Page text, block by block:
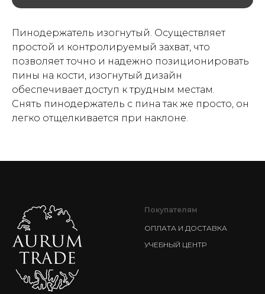
Пинодержатель изогнутый. Осуществляет
простой и контролируемый захват, что
позволяет точно и надежно позиционировать
пины на кости, изогнутый дизайн
обеспечивает доступ к трудным местам.
Снять пинодержатель с пина так же просто, он
легко отщелкивается при наклоне.
Покупателям
ОПЛАТА И ДОСТАВКА
УЧЕБНЫЙ ЦЕНТР